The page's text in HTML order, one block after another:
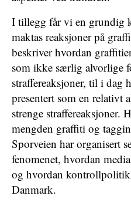
I tillegg får vi en grundig
maktas reaksjoner på
beskriver hvordan
som ikke særlig alvorlige
straffereaksjoner, til i
presentert som en relativt
strenge
mengden graffiti og
Sporveien har organisert
fenomenet, hvordan
og hvordan
Danmark.